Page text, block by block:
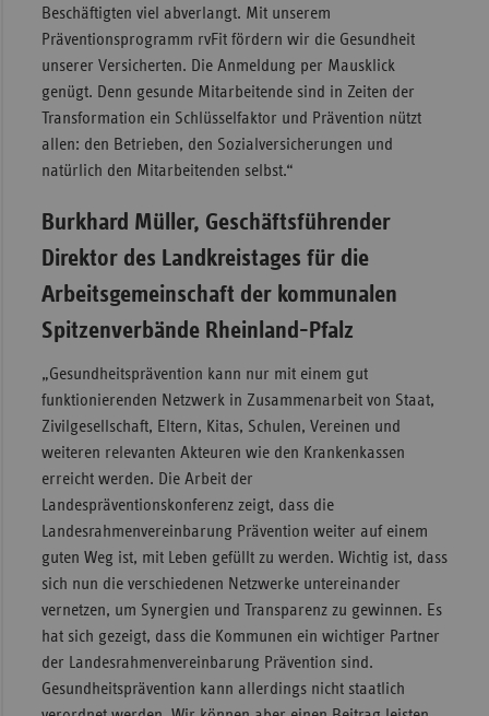
Beschäftigten viel abverlangt. Mit unserem
Präventionsprogramm rvFit fördern wir die Gesundheit
unserer Versicherten. Die Anmeldung per Mausklick
genügt. Denn gesunde Mitarbeitende sind in Zeiten der
Transformation ein Schlüsselfaktor und Prävention nützt
allen: den Betrieben, den Sozialversicherungen und
natürlich den Mitarbeitenden selbst.“
Burkhard Müller, Geschäftsführender
Direktor des Landkreistages für die
Arbeitsgemeinschaft der kommunalen
Spitzenverbände Rheinland-Pfalz
„Gesundheitsprävention kann nur mit einem gut
funktionierenden Netzwerk in Zusammenarbeit von Staat,
Zivilgesellschaft, Eltern, Kitas, Schulen, Vereinen und
weiteren relevanten Akteuren wie den Krankenkassen
erreicht werden. Die Arbeit der
Landespräventionskonferenz zeigt, dass die
Landesrahmenvereinbarung Prävention weiter auf einem
guten Weg ist, mit Leben gefüllt zu werden. Wichtig ist, dass
sich nun die verschiedenen Netzwerke untereinander
vernetzen, um Synergien und Transparenz zu gewinnen. Es
hat sich gezeigt, dass die Kommunen ein wichtiger Partner
der Landesrahmenvereinbarung Prävention sind.
Gesundheitsprävention kann allerdings nicht staatlich